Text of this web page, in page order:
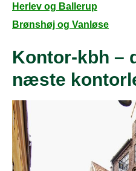
Herlev og Ballerup
Brønshøj og Vanløse
Kontor-kbh –
næste